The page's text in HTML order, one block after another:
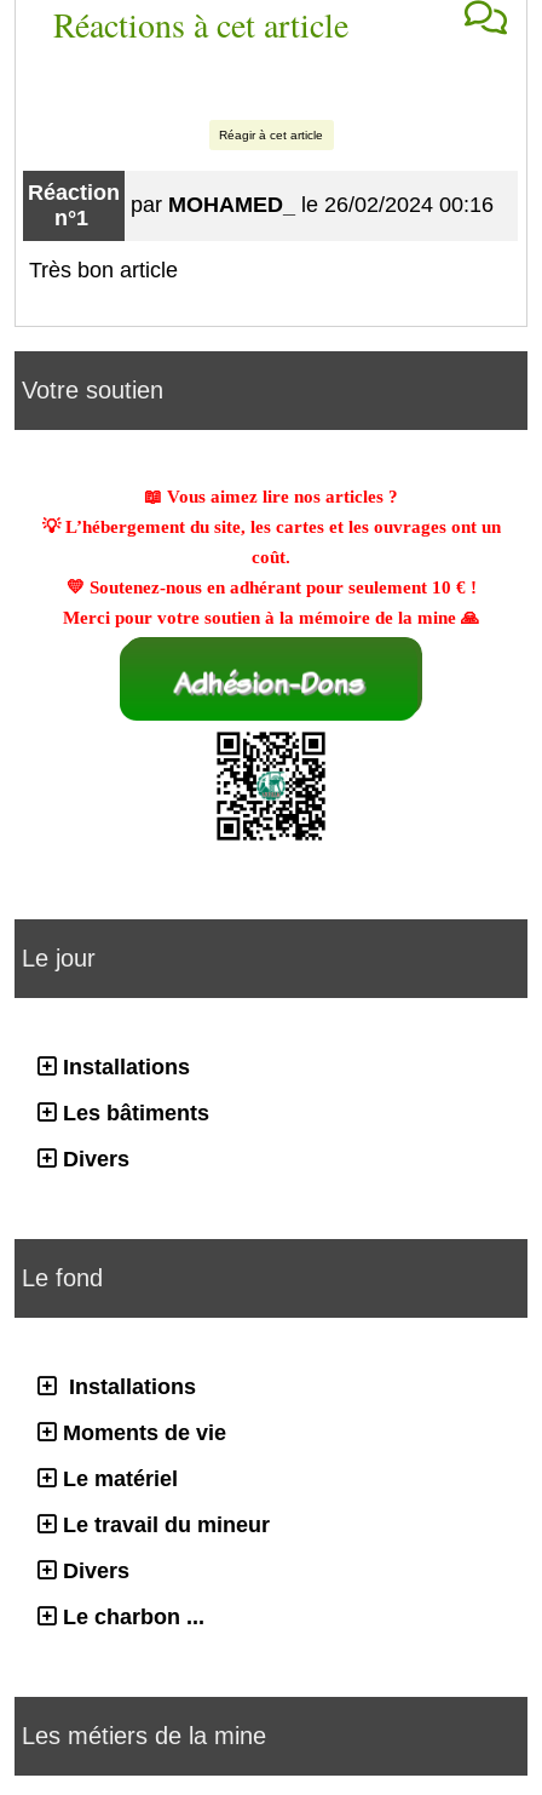
Votre soutien
📖 Vous aimez lire nos articles ?
💡 L’hébergement du site, les cartes et les ouvrages ont un
coût.
💛 Soutenez-nous en adhérant pour seulement 10 €!
Merci pour votre soutien à la mémoire de la mine 🙏
Le jour
Installations
Les bâtiments
Divers
Le fond
Installations
Moments de vie
Le matériel
Le travail du mineur
Divers
Le charbon ...
Les métiers de la mine
Réactions à cet article
Réagir à cet article
Réaction
n°1
par MOHAMED_ le 26/02/2024 00:16
Très bon article